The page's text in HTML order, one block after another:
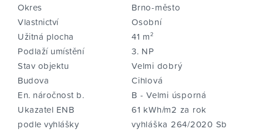
Okres
Brno-město
Vlastnictví
Osobní
Užitná plocha
41 m²
Podlaží umístění
3. NP
Stav objektu
Velmi dobrý
Budova
Cihlová
En. náročnost b.
B - Velmi úsporná
Ukazatel ENB
61 kWh/m2 za rok
podle vyhlášky
vyhláška 264/2020 Sb